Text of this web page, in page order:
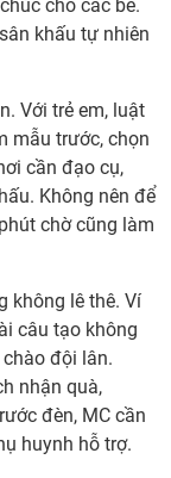
gì?
thuê
MC
Thu
cho
ty
Cho
MC
cho các bé.
khấu tự nhiên
Với trẻ em, luật
mẫu trước, chọn
cần đạo cụ,
Không nên để
chờ cũng làm
không lê thê. Ví
câu tạo không
đội lân.
nhận quà,
đèn, MC cần
huynh hỗ trợ.